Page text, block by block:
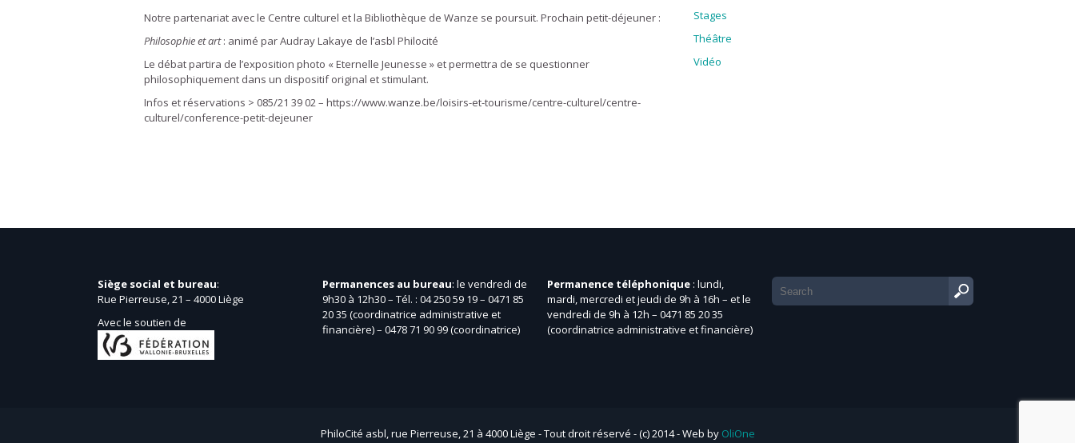
Notre partenariat avec le Centre culturel et la Bibliothèque de Wanze se poursuit. Prochain petit-déjeuner :
Philosophie et art: animé par Audray Lakaye de l’asbl Philocité
Le débat partira de l’exposition photo « Eternelle Jeunesse » et permettra de se questionner
philosophiquement dans un dispositif original et stimulant.
Infos et réservations > 085/21 39 02 – https://www.wanze.be/loisirs-et-tourisme/centre-culturel/centre-
culturel/conference-petit-dejeuner
Stages
Théâtre
Vidéo
Siège social et bureau:
Rue Pierreuse, 21 – 4000 Liège
Avec le soutien de
Permanences au bureau: le vendredi de
9h30 à 12h30 – Tél. : 04 250 59 19 – 0471 85
20 35 (coordinatrice administrative et
financière) – 0478 71 90 99 (coordinatrice)
Permanence téléphonique : lundi,
mardi, mercredi et jeudi de 9h à 16h – et le
vendredi de 9h à 12h – 0471 85 20 35
(coordinatrice administrative et financière)
PhiloCité asbl, rue Pierreuse, 21 à 4000 Liège - Tout droit réservé - (c) 2014 - Web by OliOne